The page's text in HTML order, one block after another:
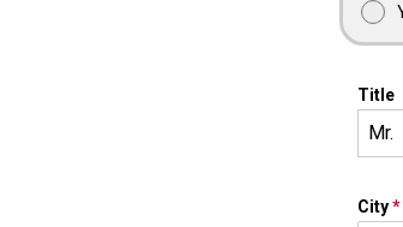
Title
Mr.
City*